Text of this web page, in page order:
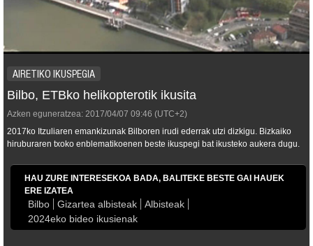
AIRETIKO IKUSPEGIA
Bilbo, ETBko helikopterotik ikusita
Azken eguneratzea: 2017/04/07 09:46 (UTC+2)
2017ko Itzuliaren emankizunak Bilboren irudi ederrak utzi dizkigu. Bizkaiko
hiruburaren txoko enblematikoenen beste ikuspegi bat ikusteko aukera dugu.
HAU ZURE INTERESEKOA BADA, BALITEKE BESTE GAI HAUEK
ERE IZATEA
Bilbo Gizartea albisteak
Albisteak
2024eko bideo ikusienak